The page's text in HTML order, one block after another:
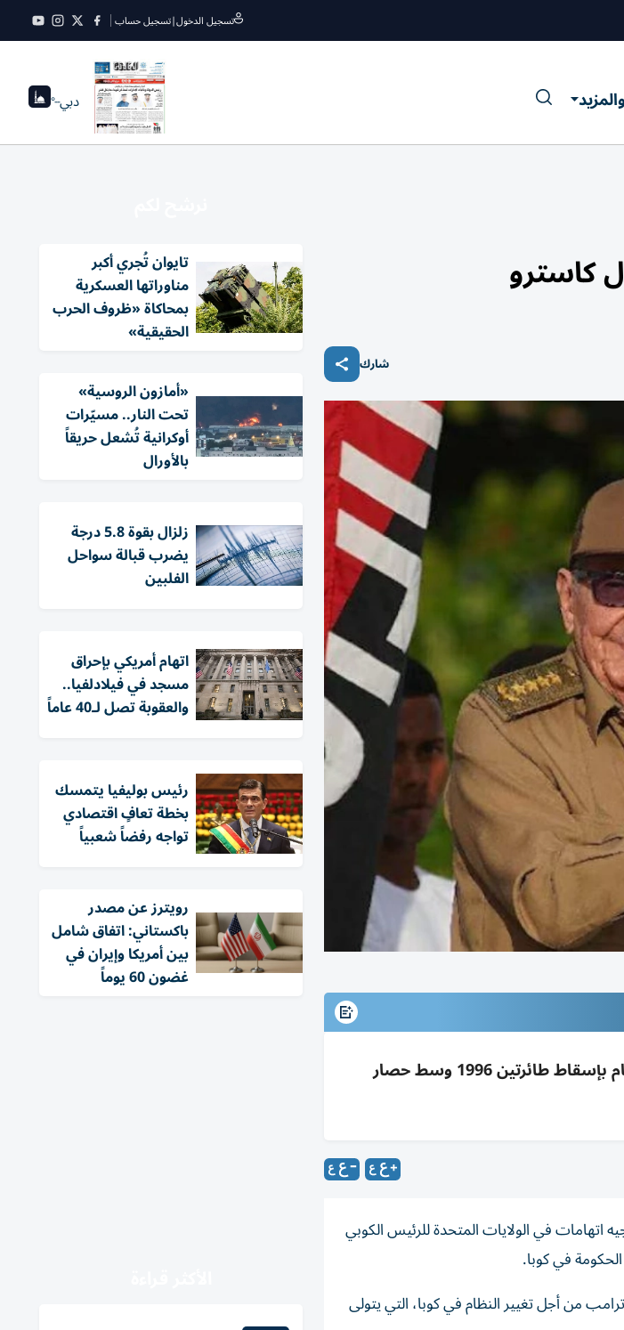
تسجيل الدخول|تسجيل حساب
المزيد دبي--°
كاسترو
شارك
الولايات المتحدة تتهم راؤول كاسترو بتصعيد الضغط على كوبا وربط الاتهام بإسقاط طائرتين 1996 وسط حصار
اتهامات في الولايات المتحدة للرئيس الكوبي
في كوبا.
من أجل ‌تغيير النظام في كوبا، التي يتولى
تايوان تُجري أكبر
مناوراتها العسكرية
بمحاكاة «ظروف الحرب
الحقيقية»
«أمازون الروسية»
تحت النار.. مسيّرات
أوكرانية تُشعل حريقاً
بالأورال
زلزال بقوة 5.8 درجة
يضرب قبالة سواحل
الفلبين
اتهام أمريكي بإحراق
مسجد في فيلادلفيا..
والعقوبة تصل لـ40 عاماً
رئيس بوليفيا يتمسك
بخطة تعافٍ اقتصادي
تواجه رفضاً شعبياً
‏رويترز عن مصدر
باكستاني: اتفاق شامل
بين أمريكا وإيران في
غضون 60 يوماً